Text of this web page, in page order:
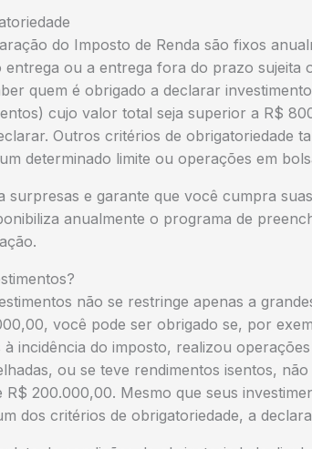
do Imposto de Renda são fixos
entrega ou a entrega fora do prazo sujeita
quem é obrigado a declarar
cujo valor total seja superior a R$
Outros critérios de obrigatoriedade
determinado limite ou operações em
surpresas e garante que você cumpra
anualmente o programa de
não se restringe apenas a
você pode ser obrigado se, por
incidência do imposto, realizou
ou se teve rendimentos isentos,
200.000,00. Mesmo que seus
dos critérios de obrigatoriedade, a